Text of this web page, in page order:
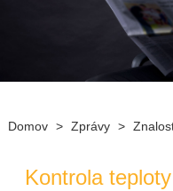
Domov > Zprávy >
Kontrola